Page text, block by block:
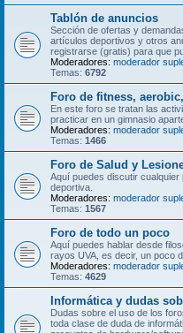
Tablón de anuncios
Sección de ofertas y
artículos deportivos y otros
registrarse (gratis) para que
Moderadores: moderador
Temas: 6792
Foro de fitness,
En este foro se tratan las
practicar en un gimnasio
Moderadores: moderador
Temas: 1466
Foro de Salud y
Aquí puedes discutir
deportiva.
Moderadores: moderador
Temas: 1567
Foro de todo un poco
Aquí puedes hablar desde
rayos UVA, es decir, un poco
Moderadores: moderador
Temas: 4629
Informática y dudas
Dudas sobre el uso de los
toda clase de duda de